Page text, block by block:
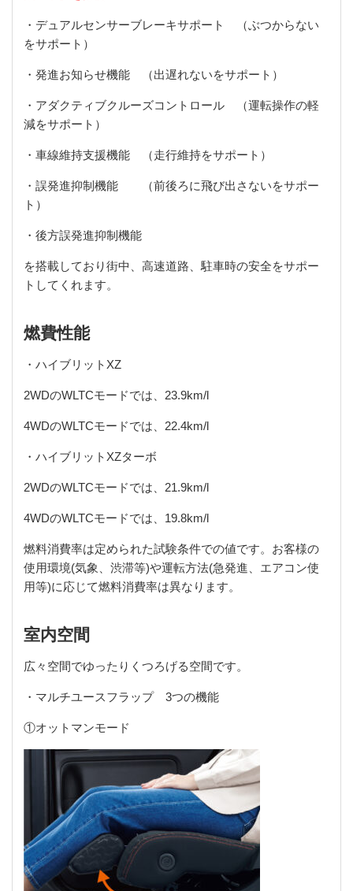
・デュアルセンサーブレーキサポート （ぶつからない
をサポート）
・発進お知らせ機能 （出遅れないをサポート）
・アダクティブクルーズコントロール （運転操作の軽
減をサポート）
・車線維持支援機能 （走行維持をサポート）
・誤発進抑制機能 （前後ろに飛び出さないをサポー
ト）
・後方誤発進抑制機能
を搭載しており街中、高速道路、駐車時の安全をサポー
トしてくれます。
燃費性能
・ハイブリットXZ
2WDのWLTCモードでは、23.9km/l
4WDのWLTCモードでは、22.4km/l
・ハイブリットXZターボ
2WDのWLTCモードでは、21.9km/l
4WDのWLTCモードでは、19.8km/l
燃料消費率は定められた試験条件での値です。お客様の
使用環境(気象、渋滞等)や運転方法(急発進、エアコン使
用等)に応じて燃料消費率は異なります。
室内空間
広々空間でゆったりくつろげる空間です。
・マルチユースフラップ 3つの機能
①オットマンモード